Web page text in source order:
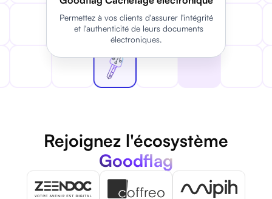
Permettez à vos clients d'assurer l'intégrité
et l'authenticité de leurs documents
électroniques.
Rejoignez l'écosystème
Goodflag